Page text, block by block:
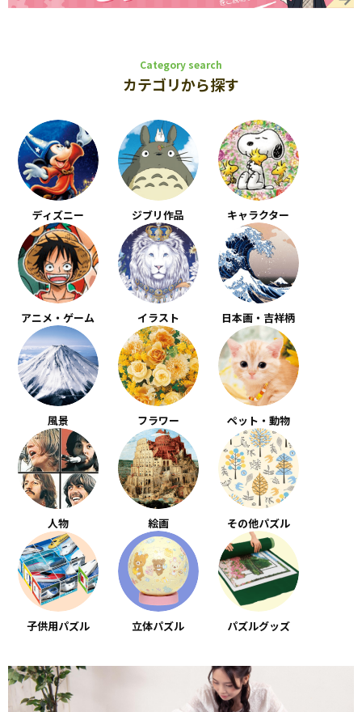
Category search
カテゴリから探す
ディズニー ジブリ作品 キャラクター
アニメ・ゲーム イラスト 日本画・吉祥柄
風景 フラワー ペット・動物
人物 絵画 その他パズル
子供用パズル 立体パズル パズルグッズ